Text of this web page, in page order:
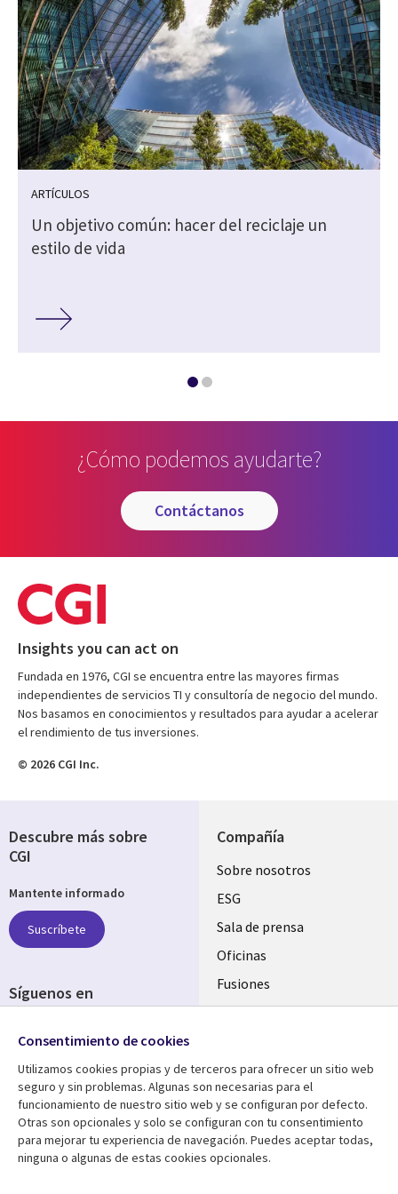
ARTÍCULOS
Un objetivo común: hacer del reciclaje un
estilo de vida
¿Cómo podemos ayudarte?
contáctanos
Insights you can act on
Fundada en 1976, CGI se encuentra entre las mayores firmas
independientes de servicios TI y consultoría de negocio del mundo.
Nos basamos en conocimientos y resultados para ayudar a acelerar
el rendimiento de tus inversiones.
© 2026 CGI Inc.
Compañía
Useful
links
SPAIN
Sobre nosotros
ESG
Sala de prensa
Oficinas
Fusiones
Inversores
Centro de Recursos
Library
Links
Artículos
Blogs
Ayuda
Legal
SPAIN
Aviso Legal
Política de Privacidad
Descubre más sobre
CGI
Mantente informado
Suscríbete
Síguenos en
Media
SPAIN
Consentimiento de cookies
Utilizamos cookies propias y de terceros para ofrecer un sitio web
seguro y sin problemas. Algunas son necesarias para el
funcionamiento de nuestro sitio web y se configuran por defecto.
Otras son opcionales y solo se configuran con tu consentimiento
para mejorar tu experiencia de navegación. Puedes aceptar todas,
ninguna o algunas de estas cookies opcionales.